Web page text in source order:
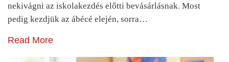
nekivágni az iskolakezdés előtti bevásárlásnak. Most
pedig kezdjük az ábécé elején, sorra…
Read More